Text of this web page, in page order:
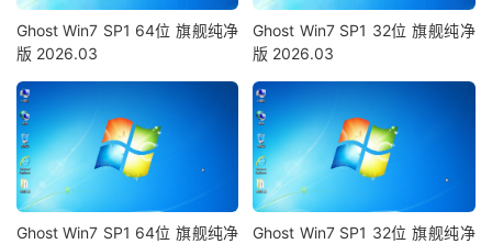
Ghost Win7 SP1 64位 旗舰纯净
版 2026.03
Ghost Win7 SP1 32位 旗舰纯净
版 2026.03
Ghost Win7 SP1 64位 旗舰纯净
Ghost Win7 SP1 32位 旗舰纯净